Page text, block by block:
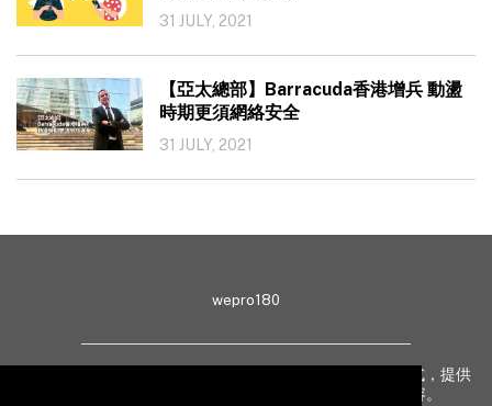
31 JULY, 2021
【亞太總部】Barracuda香港增兵 動盪
時期更須網絡安全
31 JULY, 2021
wepro180
wepro180 由 IT 業界專家組成，以生動有趣、深入淺出方式，提供
最新 IT 動態、趨勢、技術、行業熱話、專題報導等內容。